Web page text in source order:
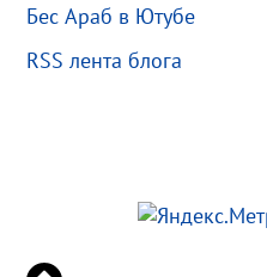
Бес Араб в Ютубе
RSS лента блога